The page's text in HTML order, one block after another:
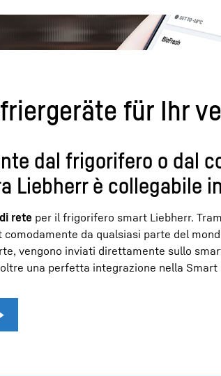
società
für Ihr
dal frigorifero o dal
Liebherr è collegabile
rete per il frigorifero smart Liebherr.
da qualsiasi parte del
vengono inviati direttamente sullo
una perfetta integrazione nella Smart